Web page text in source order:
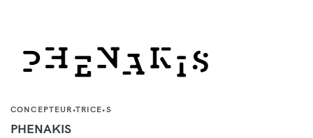
CONCEPTEUR•TRICE•S
PHENAKIS